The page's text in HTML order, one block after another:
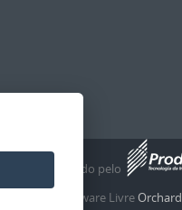
Desenvolvido pelo
com o Software LivreOrchard